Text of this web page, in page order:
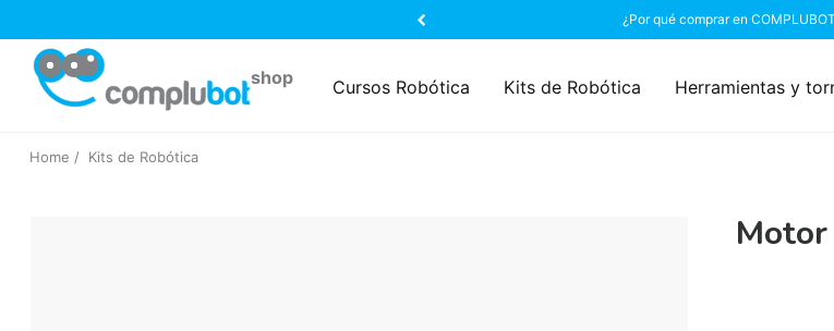
¿Por qué comprar en
Cursos Robótica Kits de Robótica Herramientas y
Home Kits de Robótica